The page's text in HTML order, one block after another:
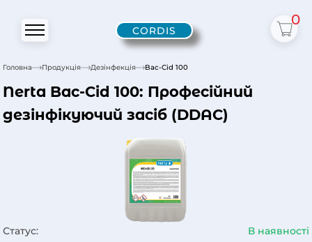
CORDIS
0
Головна Продукція Дезінфекція Bac-Cid 100
Nerta Bac-Cid 100: Професійний
дезінфікуючий засіб (DDAC)
Статус: В наявності